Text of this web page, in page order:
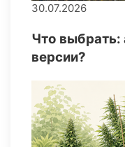
30.07.2026
Что выбрать:
версии?